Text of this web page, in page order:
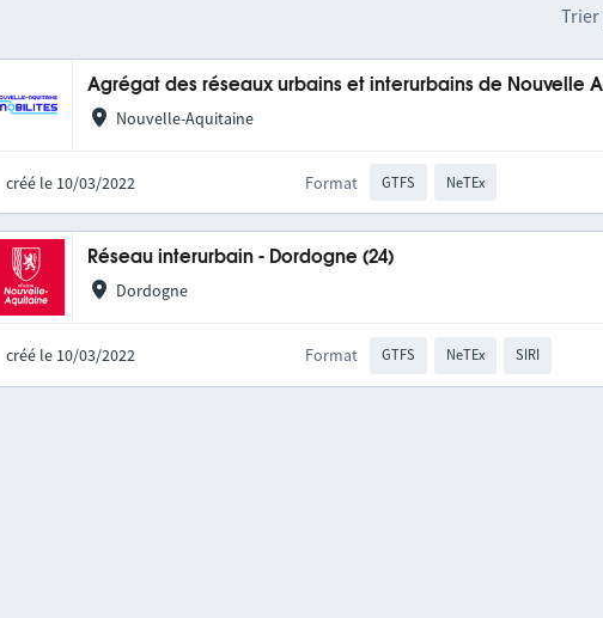
Trier
Agrégat des réseaux urbains et interurbains de Nouvelle
Nouvelle-Aquitaine
créé le 10/03/2022 Format GTFS NeTEx
Réseau interurbain - Dordogne (24)
Dordogne
créé le 10/03/2022 Format GTFS NeTEx SIRI